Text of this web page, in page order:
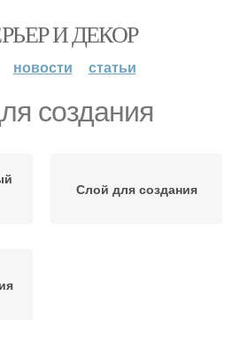
И ДЕКОР
новости статьи
создания
Слой для создания